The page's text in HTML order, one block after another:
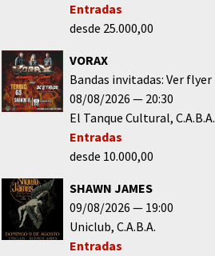
Entradas
desde 25.000,00
VORAX
Bandas invitadas: Ver flyer
08/08/2026
20:30
El Tanque Cultural C.A.B.A.
Entradas
desde 10.000,00
SHAWN JAMES
09/08/2026
19:00
Uniclub C.A.B.A.
Entradas